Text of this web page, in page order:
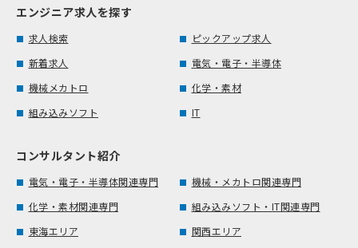
エンジニア求人を探す
求人検索
ピックアップ求人
新着求人
電気・電子・半導体
機械メカトロ
化学・素材
組み込みソフト
IT
コンサルタント紹介
電気・電子・半導体関連専門
機械・メカトロ関連専門
化学・素材関連専門
組み込みソフト・IT関連専門
東海エリア
関西エリア